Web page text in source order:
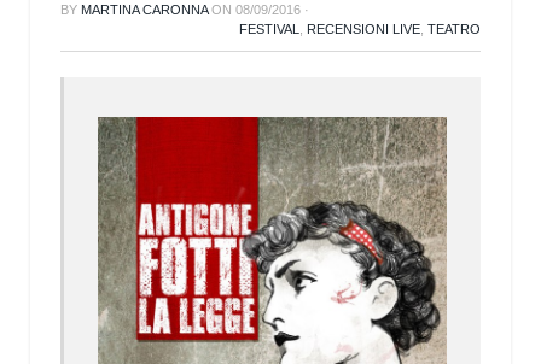
BY MARTINA CARONNAON 08/09/2016 ·
FESTIVAL
RECENSIONI LIVE TEATRO